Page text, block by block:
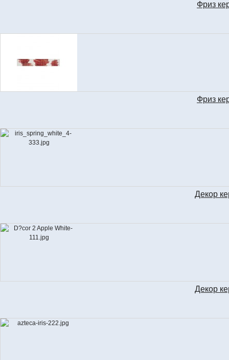
Фриз
Фриз
Декор
Декор